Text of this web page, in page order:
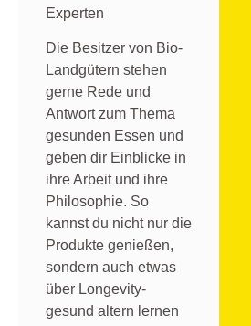
Experten
Die Besitzer von Bio-
Landgütern stehen
gerne Rede und
Antwort zum Thema
gesunden Essen und
geben dir Einblicke in
ihre Arbeit und ihre
Philosophie. So
kannst du nicht nur die
Produkte genießen,
sondern auch etwas
über Longevity-
gesund altern lernen